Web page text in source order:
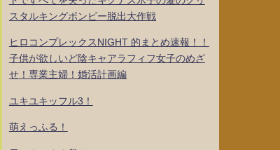
スタルキングボンビー脱出大作戦
ヒロコンプレックスNIGHT 的まとめ速報！！
子供が欲しいど陰キャアラフィフ女子のめざ
せ！専業主婦！婚活計画編
ユキユキッフル3！
萌えっふる！